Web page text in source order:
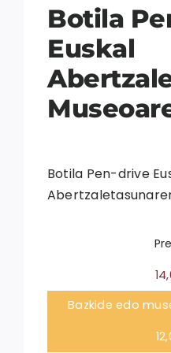
Botila
Euskal
Botila Pen-drive
Bazkide edo